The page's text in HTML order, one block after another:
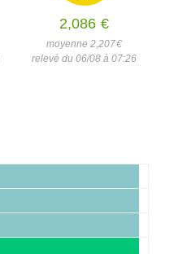
2,086 €
moyenne 2,207€
relevé du 06/08 à 07:26